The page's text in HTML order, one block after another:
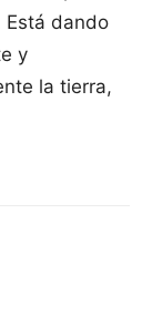
Está dando
y
la tierra,